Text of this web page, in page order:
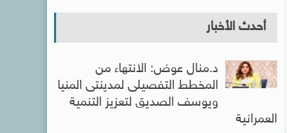
أحدث الأخبار
د.منال عوض: الانتهاء من
المخطط التفصيلى لمدينتى المنيا
ويوسف الصديق لتعزيز التنمية
العمرانية